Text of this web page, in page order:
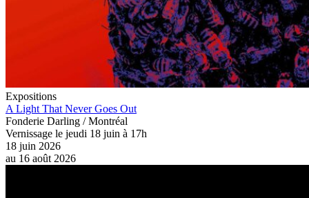
Expositions
A Light That Never Goes Out
Fonderie Darling / Montréal
Vernissage le jeudi 18 juin à 17h
18 juin 2026
au 16 août 2026